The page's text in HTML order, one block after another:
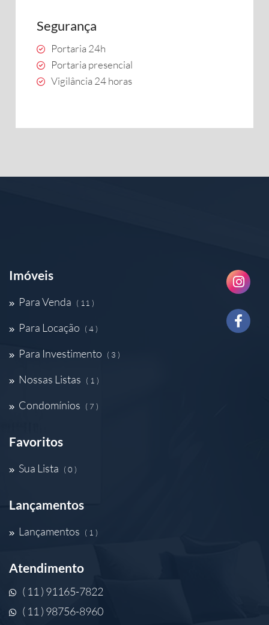
Segurança
Portaria 24h
Portaria presencial
Vigilância 24 horas
Imóveis
Para Venda ( 11 )
Para Locação ( 4 )
Para Investimento ( 3 )
Nossas Listas ( 1 )
Condomínios ( 7 )
Favoritos
Sua Lista ( 0 )
Lançamentos
Lançamentos ( 1 )
Atendimento
( 11 ) 91165-7822
( 11 ) 98756-8960